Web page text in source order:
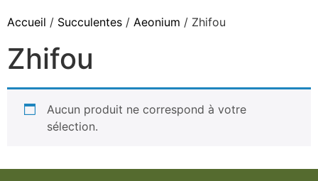
Accueil / Succulentes / Aeonium / Zhifou
Zhifou
Aucun produit ne correspond à votre
sélection.